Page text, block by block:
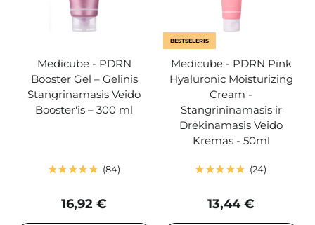
Medicube - PDRN
Booster Gel – Gelinis
Stangrinamasis Veido
Booster'is – 300 ml
84
16,92 €
BESTSELERIS
Medicube - PDRN Pink
Hyaluronic Moisturizing
Cream -
Stangrininamasis ir
Drėkinamasis Veido
Kremas - 50ml
24
13,44 €